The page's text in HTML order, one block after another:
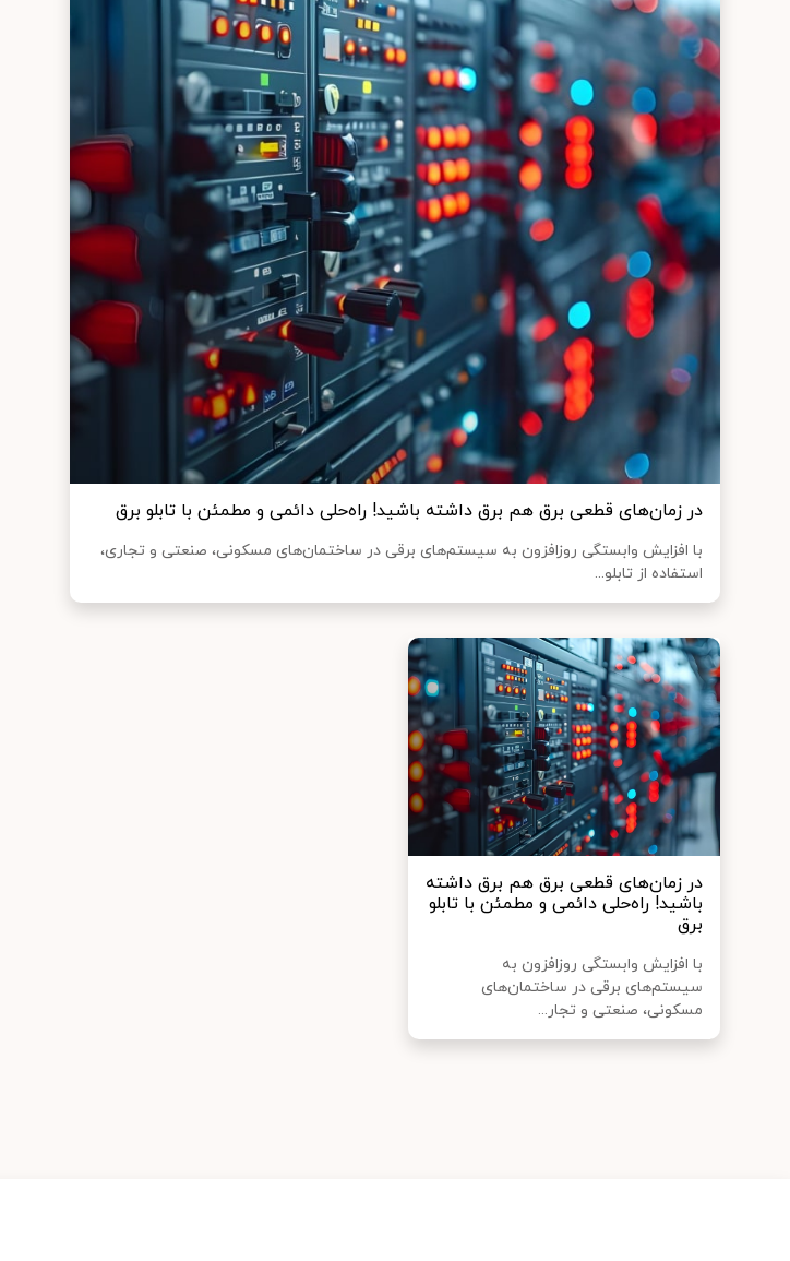
در زمان‌های قطعی برق هم برق داشته باشید! راه‌حلی دائمی و مطمئن با تابلو برق
با افزایش وابستگی روزافزون به سیستم‌های برقی در ساختمان‌های مسکونی، صنعتی و تجاری،
استفاده از تابلو...
در زمان‌های قطعی برق هم برق داشته
باشید! راه‌حلی دائمی و مطمئن با تابلو
برق
با افزایش وابستگی روزافزون به
سیستم‌های برقی در ساختمان‌های
مسکونی، صنعتی و تجار...